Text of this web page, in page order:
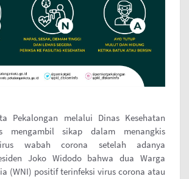
Pekalongan melalui Dinas Kesehatan
mengambil sikap dalam menangkis
wabah corona setelah adanya
Joko Widodo bahwa dua Warga
(WNI) positif terinfeksi virus corona atau